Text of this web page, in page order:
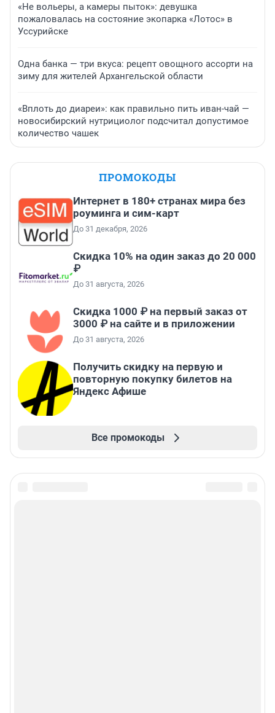
«Не вольеры, а камеры пыток»: девушка
пожаловалась на состояние экопарка «Лотос» в
Уссурийске
Одна банка — три вкуса: рецепт овощного ассорти на
зиму для жителей Архангельской области
«Вплоть до диареи»: как правильно пить иван-чай —
новосибирский нутрициолог подсчитал допустимое
количество чашек
ПРОМОКОДЫ
Интернет в 180+ странах мира без
роуминга и сим-карт
До 31 декабря, 2026
Скидка 10% на один заказ до 20 000
₽
До 31 августа, 2026
Скидка 1000 ₽ на первый заказ от
3000 ₽ на сайте и в приложении
До 31 августа, 2026
Получить скидку на первую и
повторную покупку билетов на
Яндекс Афише
Все промокоды